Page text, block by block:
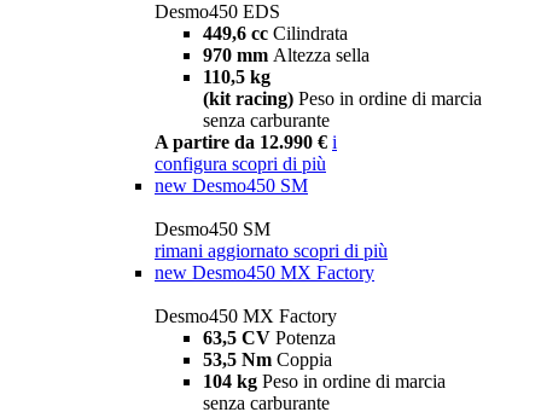
Desmo450 EDS
449,6 cc Cilindrata
970 mm Altezza sella
110,5 kg
(kit racing) Peso in ordine di marcia
senza carburante
A partire da 12.990 € i
configura scopri di più
new Desmo450 SM
Desmo450 SM
rimani aggiornato scopri di più
new Desmo450 MX Factory
Desmo450 MX Factory
63,5 CV Potenza
53,5 Nm Coppia
104 kg Peso in ordine di marcia
senza carburante